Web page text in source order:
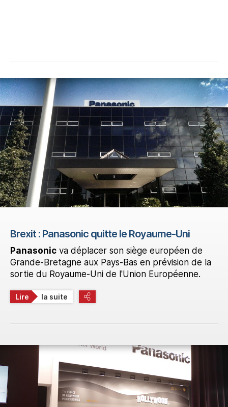
Brexit : Panasonic quitte le Royaume-Uni
Panasonic va déplacer son siège européen de
Grande-Bretagne aux Pays-Bas en prévision de la
sortie du Royaume-Uni de l'Union Européenne.
Lire la suite